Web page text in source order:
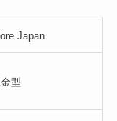
Japan
型